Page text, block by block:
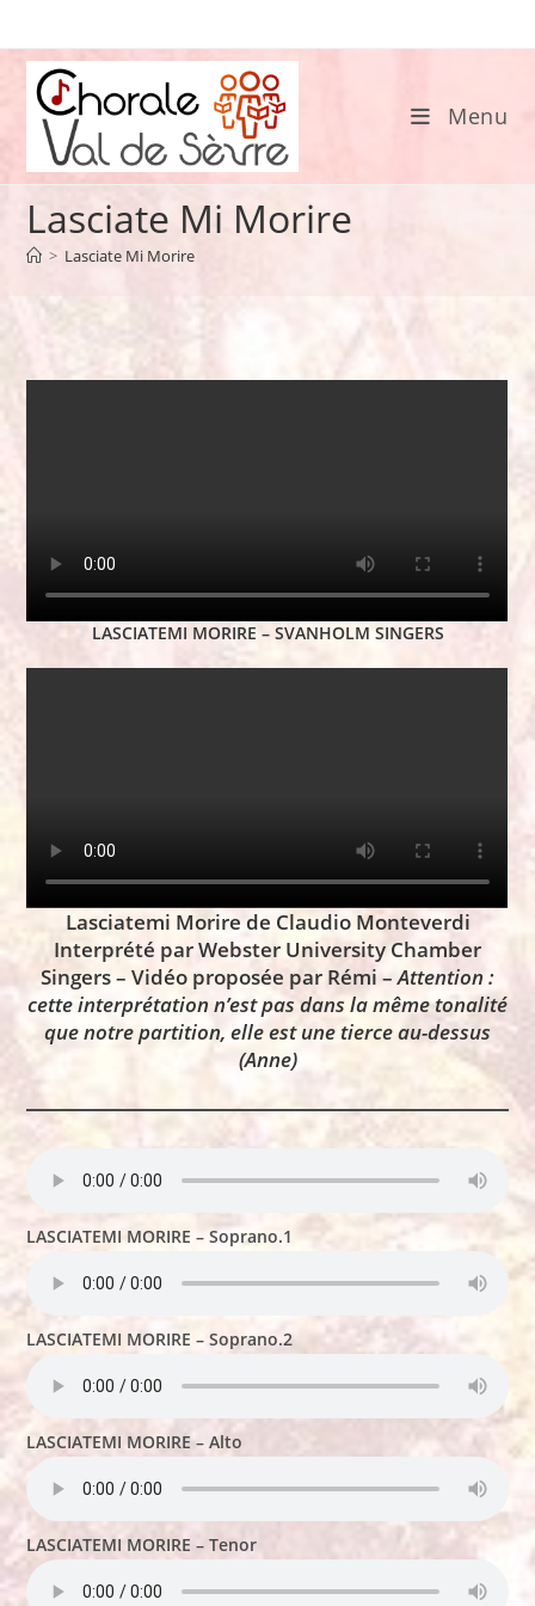
to
content
Menu
Lasciate Mi Morire
> Lasciate Mi Morire
LASCIATEMI MORIRE – SVANHOLM SINGERS
Lasciatemi Morire de Claudio Monteverdi
Interprété par Webster University Chamber
Singers – Vidéo proposée par Rémi –Attention :
cette interprétation n’est pas dans la même tonalité
que notre partition, elle est une tierce au-dessus
(Anne)
LASCIATEMI MORIRE – Soprano.1
LASCIATEMI MORIRE – Soprano.2
LASCIATEMI MORIRE – Alto
LASCIATEMI MORIRE – Tenor